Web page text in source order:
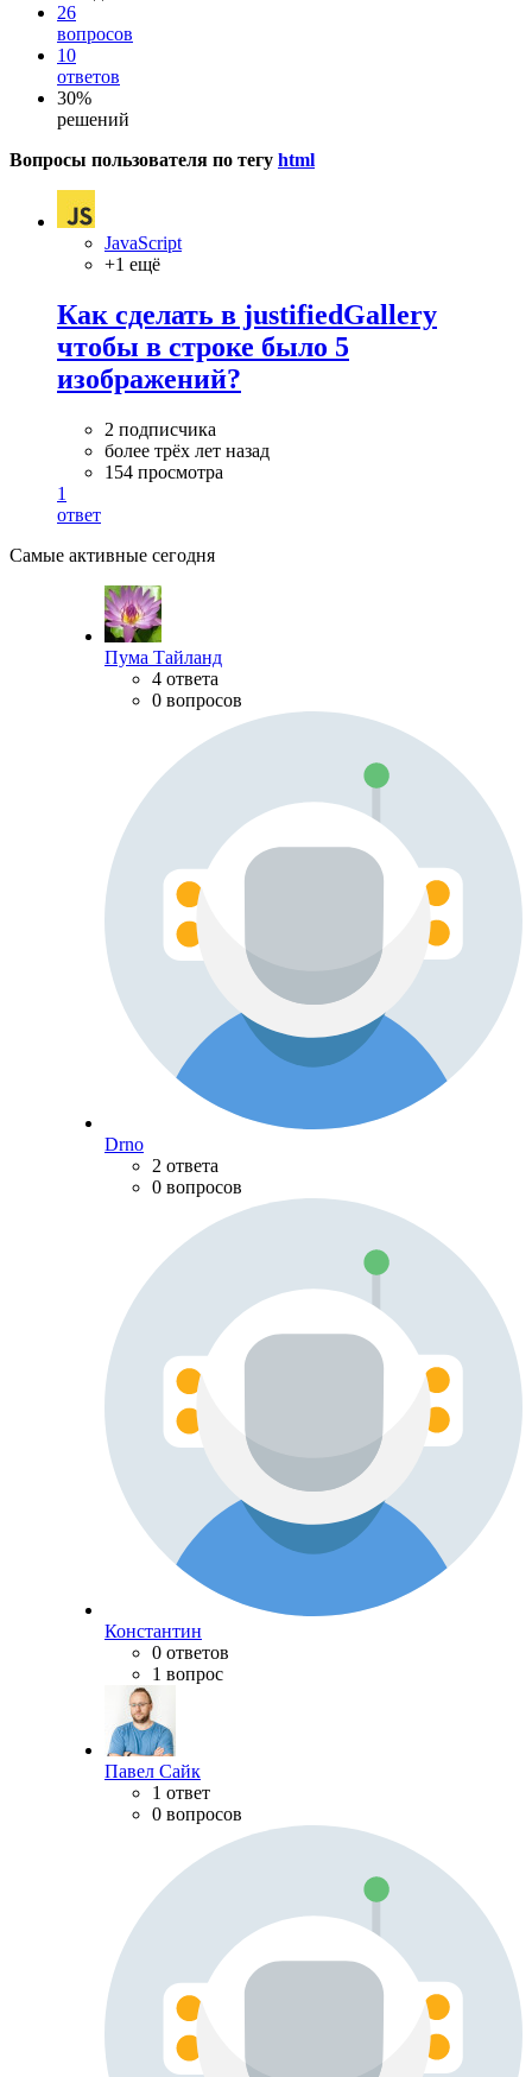
26
вопросов
10
ответов
30%
решений
Вопросы пользователя по тегу html
JavaScript
+1 ещё
Как сделать в justifiedGallery
чтобы в строке было 5
изображений?
2 подписчика
более трёх лет назад
154 просмотра
1
ответ
Самые активные сегодня
Пума Тайланд
4 ответа
0 вопросов
Drno
2 ответа
0 вопросов
Константин
0 ответов
1 вопрос
Павел Сайк
1 ответ
0 вопросов